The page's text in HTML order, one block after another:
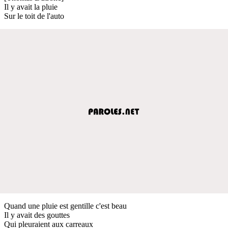
Il y avait la pluie
Sur le toit de l'auto
Quand une pluie est gentille c'est beau
Il y avait des gouttes
Qui pleuraient aux carreaux